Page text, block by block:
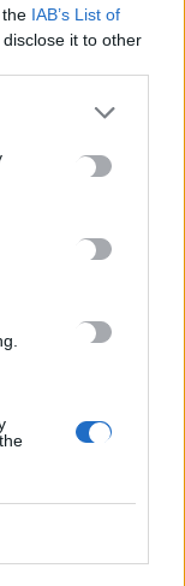
IAB’s List of
it to other
άνεμοι έως
της Άρβης για την
της χώρας που